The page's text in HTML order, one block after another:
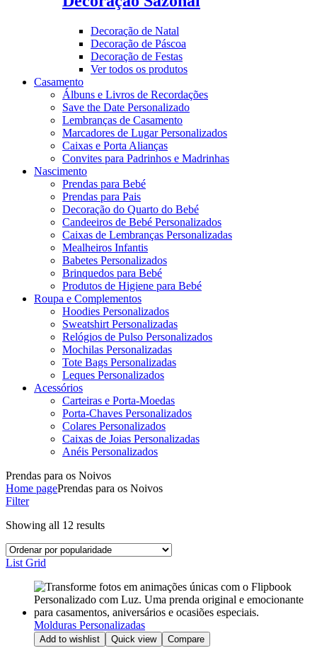
Decoração de Natal
Decoração de Páscoa
Decoração de Festas
Ver todos os produtos
Casamento
Álbuns e Livros de Recordações
Save the Date Personalizado
Lembranças de Casamento
Marcadores de Lugar Personalizados
Caixas e Porta Alianças
Convites para Padrinhos e Madrinhas
Nascimento
Prendas para Bebé
Prendas para Pais
Decoração do Quarto do Bebé
Candeeiros de Bebé Personalizados
Caixas de Lembranças Personalizadas
Mealheiros Infantis
Babetes Personalizados
Brinquedos para Bebé
Produtos de Higiene para Bebé
Roupa e Complementos
Hoodies Personalizados
Sweatshirt Personalizadas
Relógios de Pulso Personalizados
Mochilas Personalizadas
Tote Bags Personalizadas
Leques Personalizados
Acessórios
Carteiras e Porta-Moedas
Porta-Chaves Personalizados
Colares Personalizados
Caixas de Joias Personalizadas
Anéis Personalizados
Prendas para os Noivos
Home pagePrendas para os Noivos
Filter
Showing all 12 results
List Grid
Molduras Personalizadas
Add to wishlist Quick view Compare